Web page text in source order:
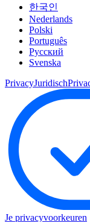
한국인
Nederlands
Polski
Português
Pусский
Svenska
PrivacyJuridisch
Je privacyvoorkeuren